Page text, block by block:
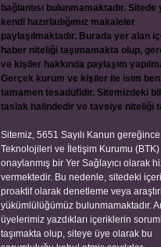
bağlantısı bulunmamaktadır. Sitede
kendi hazırladığımız makaleler
paylaşılmaktadır. Burada yer alan
haber niteliği taşımamakta olup,
ve kişiler hakkında paylaşım
Gerçek kurum ve kişiler ile isim
tamamen tesadüfidir. Sitemizdeki
taslak halindedir ve tavsiye niteliği
Sitemiz, 5651 Sayılı Kanun
Teknolojileri ve İletişim Kurumu (BTK)
onaylanmış bir Yer Sağlayıcı olarak
vermektedir. Bu nedenle, sitedeki
proaktif olarak denetleme veya
yükümlülüğümüz bulunmamaktadır.
üyelerimiz yazdıkları içeriklerin
taşımakta olup, siteye üye olarak bu